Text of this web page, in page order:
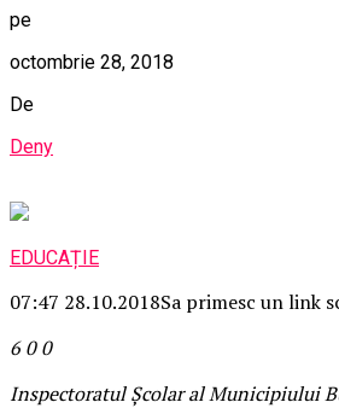
pe
octombrie 28, 2018
De
Deny
EDUCAȚIE
07:47 28.10.2018Sa primesc un link
600
Inspectoratul Şcolar al Municipiului